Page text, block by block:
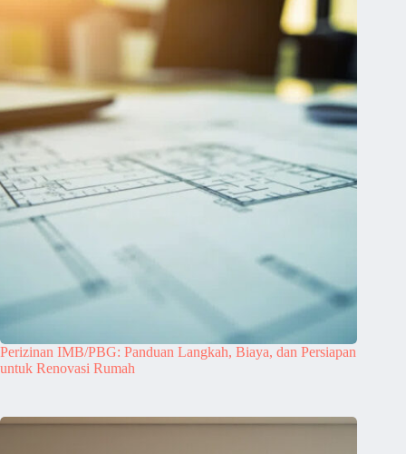
Perizinan IMB/PBG: Panduan Langkah, Biaya, dan Persiapan
untuk Renovasi Rumah